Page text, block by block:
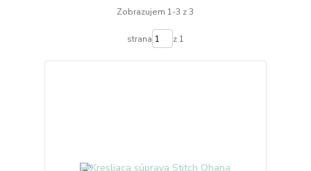
Zobrazujem 1-3 z 3
strana z 1